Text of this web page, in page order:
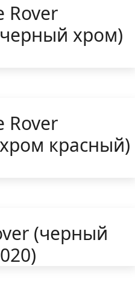
Rover
хром)
Rover
красный)
(черный